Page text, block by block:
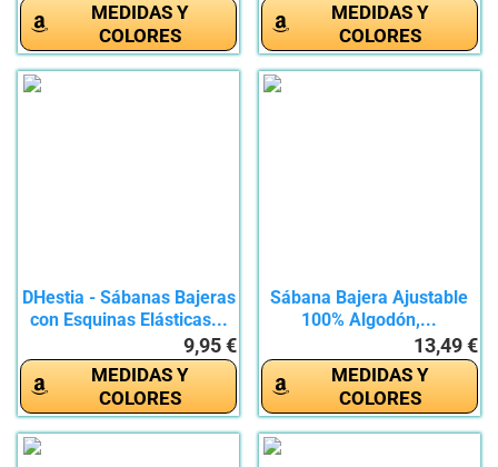
MEDIDAS Y
COLORES
MEDIDAS Y
COLORES
DHestia - Sábanas Bajeras
con Esquinas Elásticas...
9,95 €
MEDIDAS Y
COLORES
Sábana Bajera Ajustable
100% Algodón,...
13,49 €
MEDIDAS Y
COLORES